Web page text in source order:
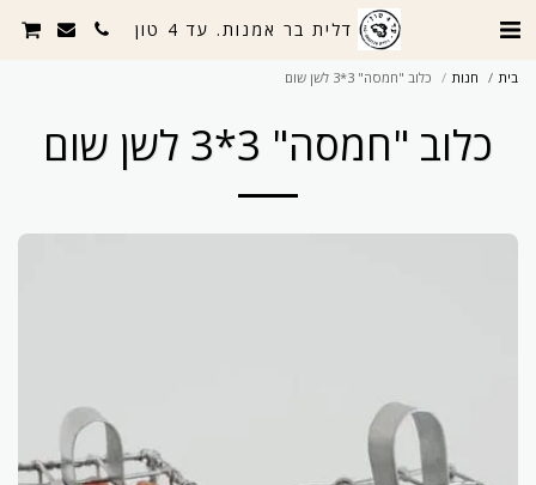
דלית בר אמנות. עד 4 טון
בית חנות כלוב "חמסה" 3*3 לשן שום
כלוב "חמסה" 3*3 לשן שום